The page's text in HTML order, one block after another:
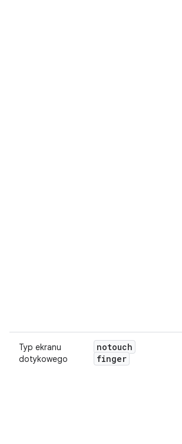
Typ ekranu
dotykowego
notouch
finger